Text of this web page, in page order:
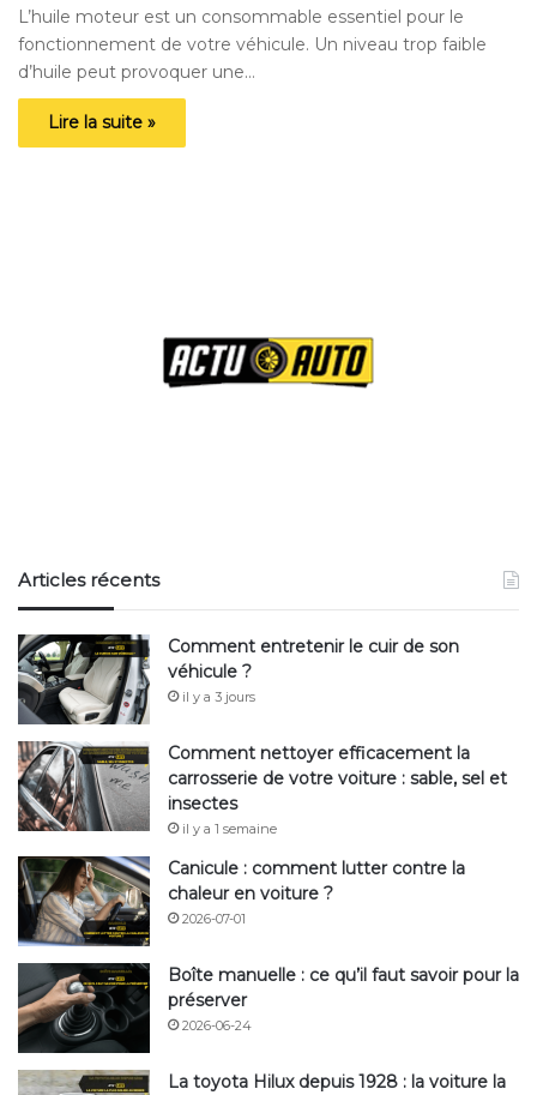
L’huile moteur est un consommable essentiel pour le
fonctionnement de votre véhicule. Un niveau trop faible
d’huile peut provoquer une…
Lire la suite »
Articles récents
Comment entretenir le cuir de son
véhicule ?
il y a 3 jours
Comment nettoyer efficacement la
carrosserie de votre voiture : sable, sel et
insectes
il y a 1 semaine
Canicule : comment lutter contre la
chaleur en voiture ?
2026-07-01
Boîte manuelle : ce qu’il faut savoir pour la
préserver
2026-06-24
La toyota Hilux depuis 1928 : la voiture la